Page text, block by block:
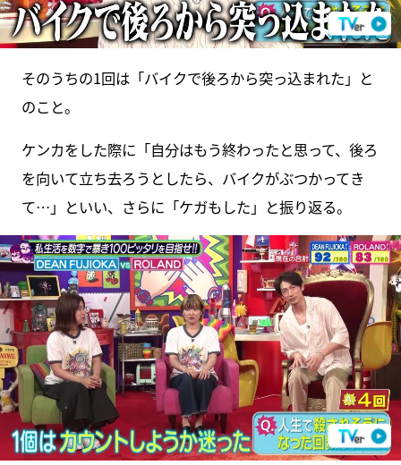
そのうちの1回は「バイクで後ろから突っ込まれた」と
のこと。
ケンカをした際に「自分はもう終わったと思って、後ろ
を向いて立ち去ろうとしたら、バイクがぶつかってき
て…」といい、さらに「ケガもした」と振り返る。